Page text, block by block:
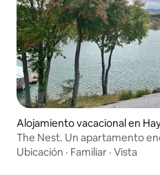
Alojamiento vacacional en
The Nest. Un apartamento
Chatuge.
Ubicación · Familiar · Vista